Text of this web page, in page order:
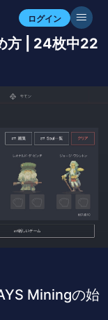
ログイン
方 | 24枚中22
Miningの始